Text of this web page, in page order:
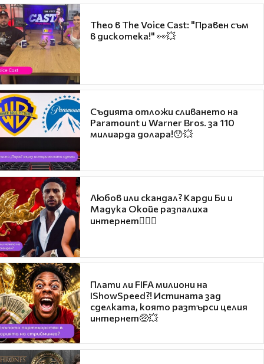
Theo в The Voice Cast: "Правен съм
в дискотека!" 👀💥
Съдията отложи сливането на
Paramount и Warner Bros. за 110
милиарда долара!😯💥
Любов или скандал? Карди Би и
Мадука Окойе разпалиха
интернет❤️‍🔥🔥
Плати ли FIFA милиони на
IShowSpeed?! Истината зад
сделката, която разтърси целия
интернет🤑💥